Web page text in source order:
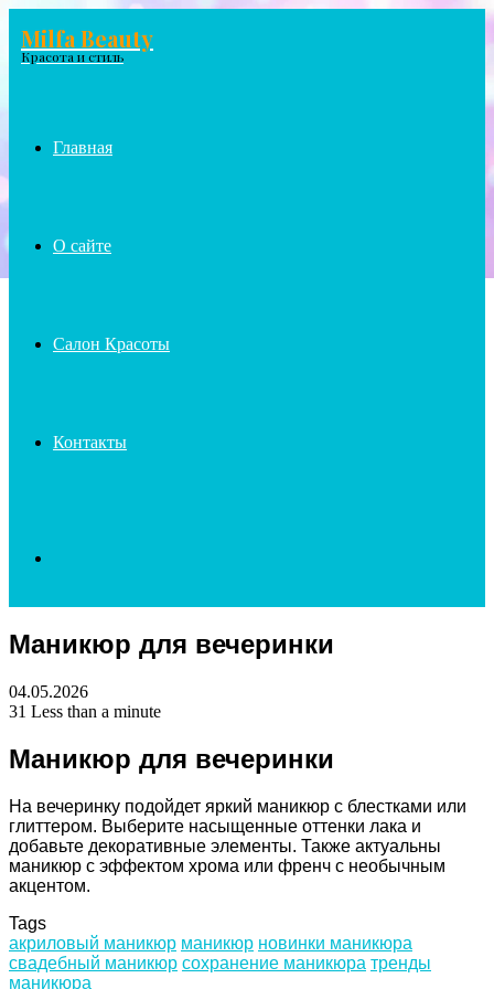
Menu
Milfa Beauty
Красота и стиль
Главная
О сайте
Салон Красоты
Контакты
for
Маникюр для вечеринки
04.05.2026
31 Less than a minute
Маникюр для вечеринки
На вечеринку подойдет яркий маникюр с блестками или
глиттером. Выберите насыщенные оттенки лака и
добавьте декоративные элементы. Также актуальны
маникюр с эффектом хрома или френч с необычным
акцентом.
Tags
акриловый маникюр маникюр новинки маникюра
свадебный маникюр сохранение маникюра тренды
маникюра